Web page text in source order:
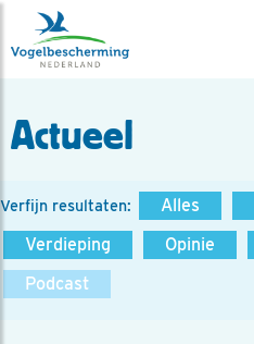
Actueel
Verfijn resultaten: Alles
Verdieping
Opinie
Podcast